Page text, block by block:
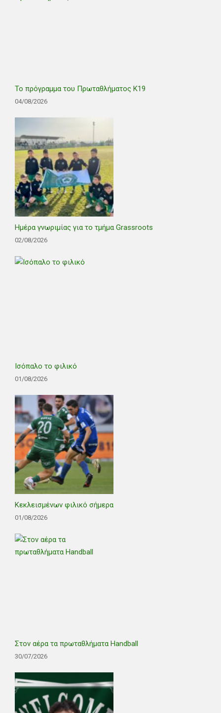
Το πρόγραμμα του Πρωταθλήματος Κ19
04/08/2026
Ημέρα γνωριμίας για το τμήμα Grassroots
02/08/2026
Ισόπαλο το φιλικό
01/08/2026
Κεκλεισμένων φιλικό σήμερα
01/08/2026
Στον αέρα τα πρωταθλήματα Handball
30/07/2026